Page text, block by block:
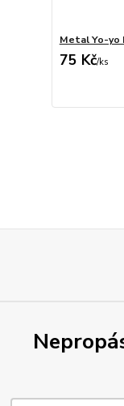
Metal Yo-yo
75 Kč/ks